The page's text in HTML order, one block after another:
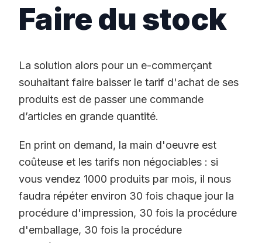
Faire du stock
La solution alors pour un e-commerçant
souhaitant faire baisser le tarif d'achat de ses
produits est de passer une commande
d’articles en grande quantité.
En print on demand, la main d'oeuvre est
coûteuse et les tarifs non négociables : si
vous vendez 1000 produits par mois, il nous
faudra répéter environ 30 fois chaque jour la
procédure d'impression, 30 fois la procédure
d'emballage, 30 fois la procédure